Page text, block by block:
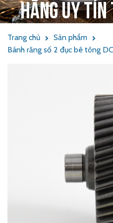
hãng uy tín
Trang chủ
Sản phẩm
Bánh răng số 2 đục bê tông